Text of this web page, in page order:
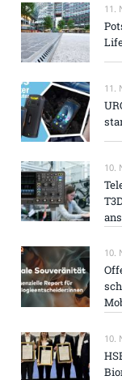
11.
11.
10.
10.
10.